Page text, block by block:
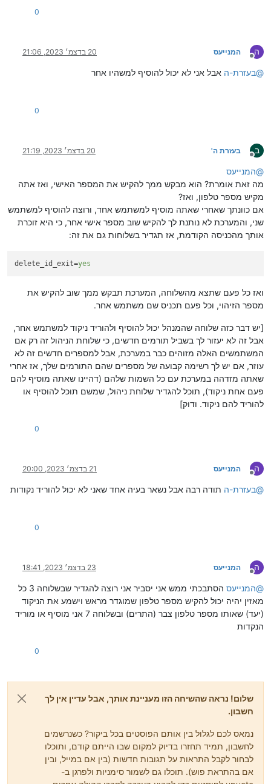
0
ה
מנותק
המנייעס 20 בדצמ׳ 2023, 21:06
@בעזרת-ה אבל אני לא יכול להוסיף למשהיו אחר
0
ב
מנותק
בעזרת ה' 20 בדצמ׳ 2023, 21:19
@המנייעס
מה זאת אומרת? הוא מבקש ממך להקיש את המספר האישי, ואז אתה
מקיש מספר טלפון, ואז?
אם כוונתך שאחרי שאתה מוסיף למשתמש אחד, ורוצה להוסיף למשתמש
שני, והמערכת לא נותנת לך להקיש שוב מספר אישי אחר, כי היא זוכרת
אותך מהכניסה הקודמת, אז תגדיר בשלוחות גם את זה:
delete_id_exit=yes
ואז כל פעם שתצא מהשלוחה, המערכת תבקש ממך שוב להקיש את
מספר הזיהוי, וכל פעם תכניס שם משתמש אחר.
[יש דבר כזה שלוחה שהמנהל יכול להוסיף ולהוריד ניקוד למשתמש אחר,
אבל זה לא יעזור לך בשביל תורמים חדשים, כי שלוחת הניהול זה רק אם
המשתמשים האלה מזוהים כבר במערכת, אבל למספרים חדשים זה לא
עוזר, אם יש לך רשימה קבועה של מספרים שהם התורמים שלך, אז אחרי
שאתה מזדהה במערכת עם כל השמות שלהם (דהיינו שאתה מוסיף להם
פעם אחת ניקוד), תוכל להגדיר שלוחת ניהול, שמשם תוכל להוסיף או
להוריד להם ניקוד. ודוק]
0
ה
מנותק
המנייעס 21 בדצמ׳ 2023, 20:00
@בעזרת-ה תודה רבה אבל נשאר בעיה אחד שאני לא יכול להוריד נקודות
0
ה
מנותק
המנייעס 23 בדצמ׳ 2023, 18:41
@המנייעס
הסתבכתי ממש אני יסביר אני רוצה להגדיר שבשלוחה 3 כל
מאזין יהיה יכול להקיש מספר טלפון שמוגדר מראש וישמע את הניקוד
(יעד) שאותו מספר טלפון צבר (התרים) ובשלוחה 7 אני מוסיף או מוריד
הנקדות
0
שלום! נראה שהשיחה הזו מעניינת אותך, אבל עדיין אין לך
חשבון.
נמאס לכם לגלול בין אותם הפוסטים בכל ביקור? כשנרשמים
לחשבון, תמיד תחזרו בדיוק למקום שבו הייתם קודם, ותוכלו
לבחור לקבל התראות על תגובות חדשות (בין אם במייל, ובין
אם בהתראת פוש). תוכלו גם לשמור סימניות ולפרגן ב-